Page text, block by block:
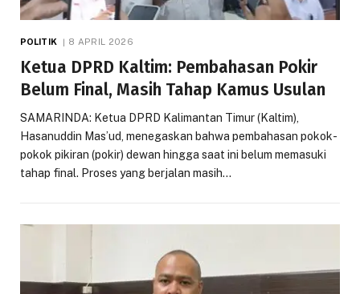
POLITIK 8 APRIL 2026
Ketua DPRD Kaltim: Pembahasan Pokir
Belum Final, Masih Tahap Kamus Usulan
SAMARINDA: Ketua DPRD Kalimantan Timur (Kaltim),
Hasanuddin Mas’ud, menegaskan bahwa pembahasan pokok-
pokok pikiran (pokir) dewan hingga saat ini belum memasuki
tahap final. Proses yang berjalan masih…